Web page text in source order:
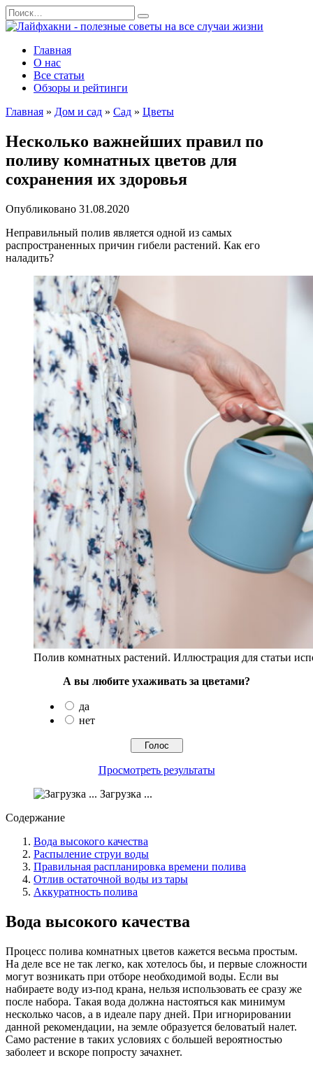
Перейти
к
содержанию
Search
for:
Главная
О нас
Все статьи
Обзоры и рейтинги
Главная » Дом и сад » Сад » Цветы
Несколько важнейших правил по
поливу комнатных цветов для
сохранения их здоровья
Опубликовано 31.08.2020
Неправильный полив является одной из самых
распространенных причин гибели растений. Как его
наладить?
Полив комнатных растений. Иллюстрация для статьи
А вы любите ухаживать за цветами?
да
нет
Просмотреть результаты
Загрузка ...
Содержание
Вода высокого качества
Распыление струи воды
Правильная распланировка времени полива
Отлив остаточной воды из тары
Аккуратность полива
Вода высокого качества
Процесс полива комнатных цветов кажется весьма простым.
На деле все не так легко, как хотелось бы, и первые сложности
могут возникать при отборе необходимой воды. Если вы
набираете воду из-под крана, нельзя использовать ее сразу же
после набора. Такая вода должна настояться как минимум
несколько часов, а в идеале пару дней. При игнорировании
данной рекомендации, на земле образуется беловатый налет.
Само растение в таких условиях с большей вероятностью
заболеет и вскоре попросту зачахнет.